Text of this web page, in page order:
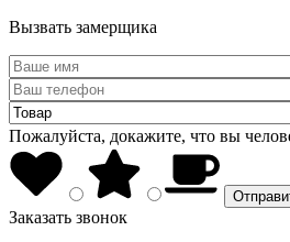
Вызвать замерщика
Пожалуйста, докажите, что вы
Заказать звонок